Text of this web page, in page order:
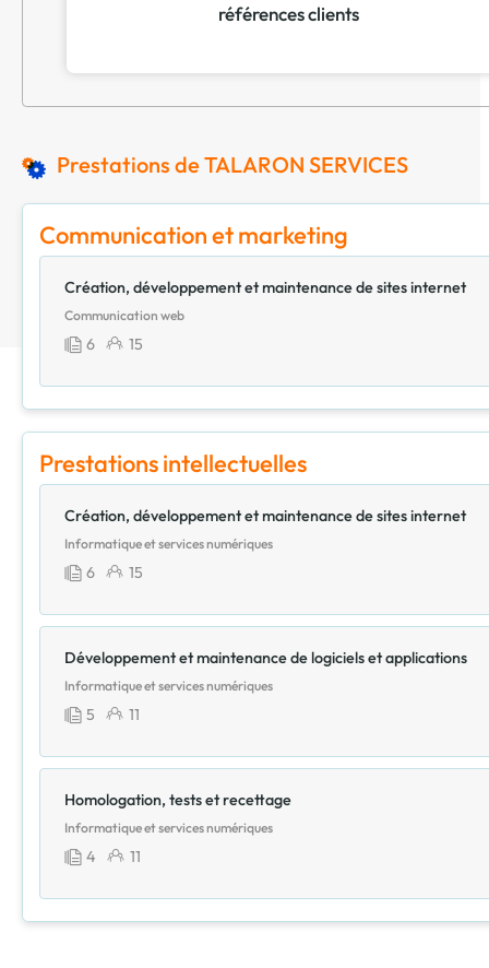
références clients
Prestations de TALARON SERVICES
Communication et marketing
Création, développement et maintenance de sites internet
Communication web
6 15
Prestations intellectuelles
Création, développement et maintenance de sites internet
Informatique et services numériques
6 15
Développement et maintenance de logiciels et applications
Informatique et services numériques
5 11
Homologation, tests et recettage
Informatique et services numériques
4 11